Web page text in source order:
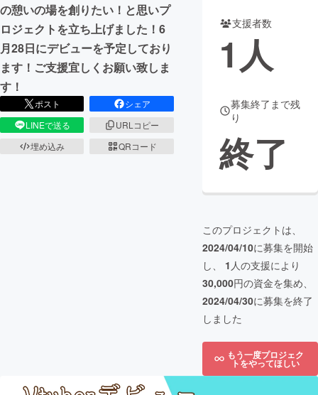
CAMPFIRE for Social Good
CAMPFIRE Creation
CAMPFIREふるさと納税machi-ya コミュニティ
の憩いの場を創りたい！と思いプ
ロジェクトを立ち上げました！6
月28日にデビューを予定しており
ます！ご支援宜しくお願い致しま
す！
ポスト
シェア
LINEで送る
URLコピー
埋め込み
QRコード
支援者数
1人
募集終了まで残
り
終了
このプロジェクトは、
2024/04/10に募集を開始
し、 1 人の支援により
30,000円の資金を集め、
2024/04/30に募集を終了
しました
もう一度プロジェク
トをやってほしい